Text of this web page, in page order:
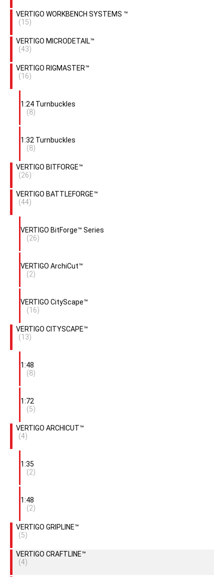
VERTIGO WORKBENCH SYSTEMS ™
(15)
VERTIGO MICRODETAIL™
(43)
VERTIGO RIGMASTER™
(16)
1:24 Turnbuckles
(8)
1:32 Turnbuckles
(8)
VERTIGO BITFORGE™
(26)
VERTIGO BATTLEFORGE™
(44)
VERTIGO BitForge™ Series
(26)
VERTIGO ArchiCut™
(2)
VERTIGO CityScape™
(16)
VERTIGO CITYSCAPE™
(13)
1:48
(8)
1:72
(5)
VERTIGO ARCHICUT™
(4)
1:35
(2)
1:48
(2)
VERTIGO GRIPLINE™
(5)
VERTIGO CRAFTLINE™
(4)